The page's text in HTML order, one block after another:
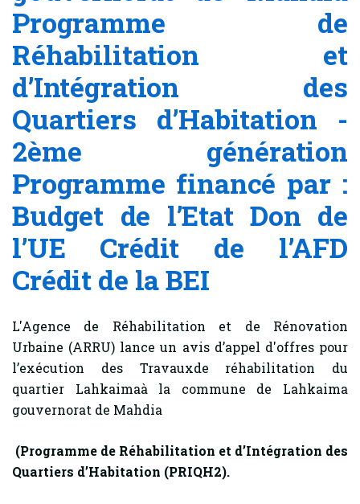
Programme de
Réhabilitation et
d’Intégration des
Quartiers d’Habitation -
2ème génération
Programme financé par :
Budget de l’Etat Don de
l’UE Crédit de l’AFD
Crédit de la BEI
L'Agence de Réhabilitation et de Rénovation
Urbaine (ARRU) lance un avis d’appel d'offres pour
l’exécution des Travauxde réhabilitation du
quartier Lahkaimaà la commune de Lahkaima
gouvernorat de Mahdia
(Programme de Réhabilitation et d’Intégration des
Quartiers d’Habitation (PRIQH2).